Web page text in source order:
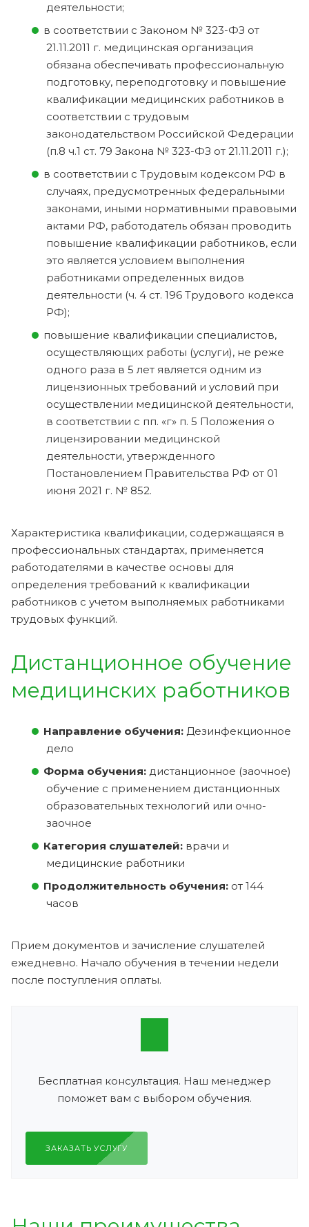
деятельности;
в соответствии с Законом № 323-ФЗ от
21.11.2011 г. медицинская организация
обязана обеспечивать профессиональную
подготовку, переподготовку и повышение
квалификации медицинских работников в
соответствии с трудовым
законодательством Российской Федерации
(п.8 ч.1 ст. 79 Закона № 323-ФЗ от 21.11.2011 г.);
в соответствии с Трудовым кодексом РФ в
случаях, предусмотренных федеральными
законами, иными нормативными правовыми
актами РФ, работодатель обязан проводить
повышение квалификации работников, если
это является условием выполнения
работниками определенных видов
деятельности (ч. 4 ст. 196 Трудового кодекса
РФ);
повышение квалификации специалистов,
осуществляющих работы (услуги), не реже
одного раза в 5 лет является одним из
лицензионных требований и условий при
осуществлении медицинской деятельности,
в соответствии с пп. «г» п. 5 Положения о
лицензировании медицинской
деятельности, утвержденного
Постановлением Правительства РФ от 01
июня 2021 г. № 852.
Характеристика квалификации, содержащаяся в
профессиональных стандартах, применяется
работодателями в качестве основы для
определения требований к квалификации
работников с учетом выполняемых работниками
трудовых функций.
Дистанционное обучение
медицинских работников
Направление обучения: Дезинфекционное
дело
Форма обучения: дистанционное (заочное)
обучение с применением дистанционных
образовательных технологий или очно-
заочное
Категория слушателей: врачи и
медицинские работники
Продолжительность обучения: от 144
часов
Прием документов и зачисление слушателей
ежедневно. Начало обучения в течении недели
после поступления оплаты.
Бесплатная консультация. Наш менеджер
поможет вам с выбором обучения.
ЗАКАЗАТЬ УСЛУГУ